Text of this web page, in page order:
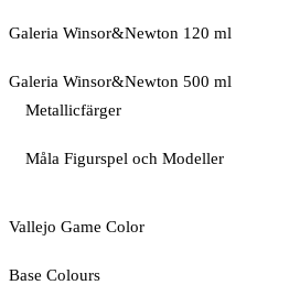
Galeria Winsor&Newton 120 ml
Galeria Winsor&Newton 500 ml
Metallicfärger
Måla Figurspel och Modeller
Vallejo Game Color
Base Colours